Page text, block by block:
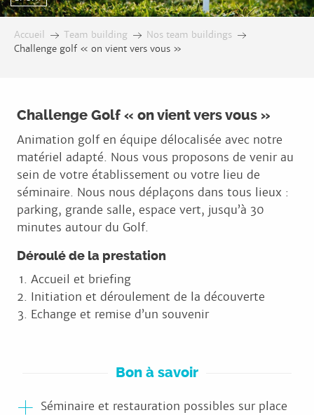
Accueil Team building
Nos team buildings
Challenge golf « on vient vers vous »
Challenge Golf « on vient vers vous »
Animation golf en équipe délocalisée avec notre
matériel adapté. Nous vous proposons de venir au
sein de votre établissement ou votre lieu de
séminaire. Nous nous déplaçons dans tous lieux :
parking, grande salle, espace vert, jusqu’à 30
minutes autour du Golf.
Déroulé de la prestation
Accueil et briefing
Initiation et déroulement de la découverte
Echange et remise d’un souvenir
Bon à savoir
Séminaire et restauration possibles sur place